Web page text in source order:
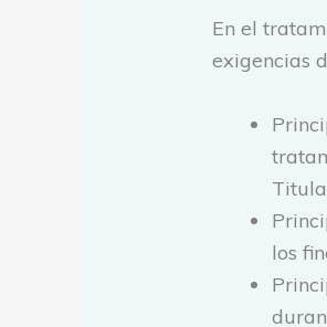
En el
exigencias
los